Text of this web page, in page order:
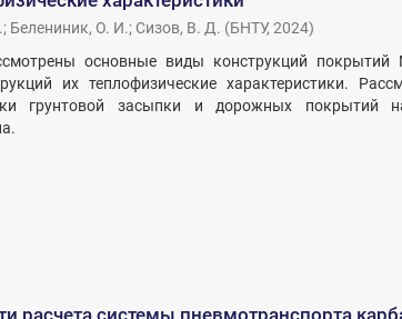
; Белениник, О. И.; Сизов, В. Д. (БНТУ, 2024)
основные виды конструкций покрытий
их теплофизические характеристики.
грунтовой засыпки и дорожных покрытий